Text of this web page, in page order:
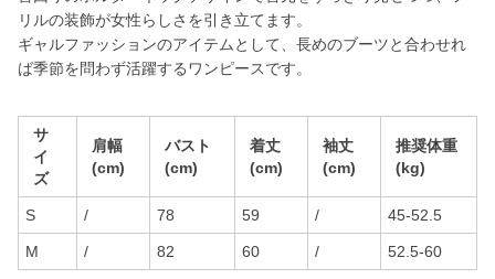
リルの装飾が女性らしさを引き立てます。
ギャルファッションのアイテムとして、長めのブーツと合わせれ
ば季節を問わず活躍するワンピースです。
サ
イ
ズ
肩幅
(cm)
バスト
(cm)
着丈
(cm)
袖丈
(cm)
推奨体重
(kg)
S / 78 59 / 45-52.5
M / 82 60 / 52.5-60